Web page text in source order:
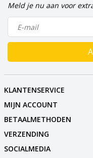
Meld je nu aan voor
KLANTENSERVICE
MIJN ACCOUNT
BETAALMETHODEN
VERZENDING
SOCIALMEDIA